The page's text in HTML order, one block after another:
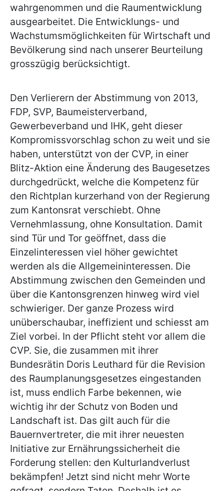
wahrgenommen und die Raumentwicklung
ausgearbeitet. Die Entwicklungs- und
Wachstumsmöglichkeiten für Wirtschaft und
Bevölkerung sind nach unserer Beurteilung
grosszügig berücksichtigt.
Den Verlierern der Abstimmung von 2013,
FDP, SVP, Baumeisterverband,
Gewerbeverband und IHK, geht dieser
Kompromissvorschlag schon zu weit und sie
haben, unterstützt von der CVP, in einer
Blitz-Aktion eine Änderung des Baugesetzes
durchgedrückt, welche die Kompetenz für
den Richtplan kurzerhand von der Regierung
zum Kantonsrat verschiebt. Ohne
Vernehmlassung, ohne Konsultation. Damit
sind Tür und Tor geöffnet, dass die
Einzelinteressen viel höher gewichtet
werden als die Allgemeininteressen. Die
Abstimmung zwischen den Gemeinden und
über die Kantonsgrenzen hinweg wird viel
schwieriger. Der ganze Prozess wird
unüberschaubar, ineffizient und schiesst am
Ziel vorbei. In der Pflicht steht vor allem die
CVP. Sie, die zusammen mit ihrer
Bundesrätin Doris Leuthard für die Revision
des Raumplanungsgesetzes eingestanden
ist, muss endlich Farbe bekennen, wie
wichtig ihr der Schutz von Boden und
Landschaft ist. Das gilt auch für die
Bauernvertreter, die mit ihrer neuesten
Initiative zur Ernährungssicherheit die
Forderung stellen: den Kulturlandverlust
bekämpfen! Jetzt sind nicht mehr Worte